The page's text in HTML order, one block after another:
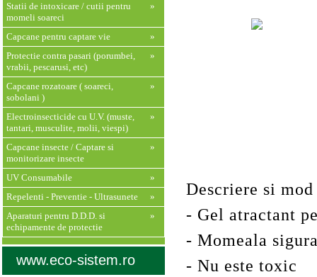
Statii de intoxicare / cutii pentru
momeli soareci
»
Capcane pentru captare vie
»
Protectie contra pasari (porumbei,
vrabii, pescarusi, etc)
»
Capcane rozatoare ( soareci,
sobolani )
»
Electroinsecticide cu U.V. (muste,
tantari, musculite, molii, viespi)
»
Capcane insecte / Captare si
monitorizare insecte
»
UV Consumabile
»
Repelenti - Preventie - Ultrasunete
»
Aparaturi pentru D.D.D. si
echipamente de protectie
»
www.eco-sistem.ro
Descriere si
- Gel atractant
- Momeala
- Nu este toxic